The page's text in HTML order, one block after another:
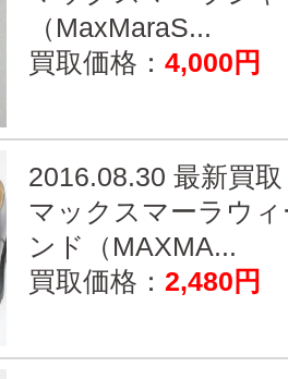
（MaxMaraS...
買取価格： 4,000円
2016.08.30 最新買取
マックスマーラウ
ンド（MAXMA...
買取価格： 2,480円